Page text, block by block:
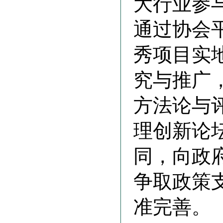
通过协会
秀项目实
究与推广
方法论与
理创新论
同，向政
争取政策
准完善。